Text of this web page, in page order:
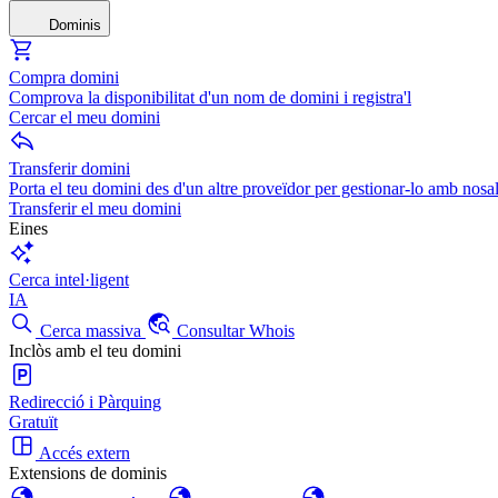
Dominis
Compra domini
Comprova la disponibilitat d'un nom de domini i registra'l
Cercar el meu domini
Transferir domini
Porta el teu domini des d'un altre proveïdor per gestionar-lo amb
Transferir el meu domini
Eines
Cerca intel·ligent
IA
Cerca massiva
Consultar Whois
Inclòs amb el teu domini
Redirecció i Pàrquing
Gratuït
Accés extern
Extensions de dominis